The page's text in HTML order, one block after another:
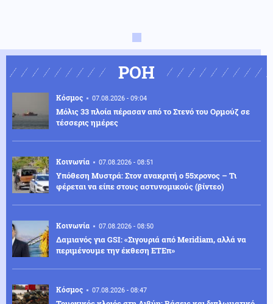
ΡΟΗ
Κόσμος 07.08.2026 - 09:04
Μόλις 33 πλοία πέρασαν από το Στενό του Ορμούζ σε
τέσσερις ημέρες
Κοινωνία 07.08.2026 - 08:51
Υπόθεση Μυστρά: Στον ανακριτή ο 55χρονος – Τι
φέρεται να είπε στους αστυνομικούς (βίντεο)
Κοινωνία 07.08.2026 - 08:50
Δαμιανός για GSI: «Σιγουριά από Meridiam, αλλά να
περιμένουμε την έκθεση ΕΤΕπ»
Κόσμος 07.08.2026 - 08:47